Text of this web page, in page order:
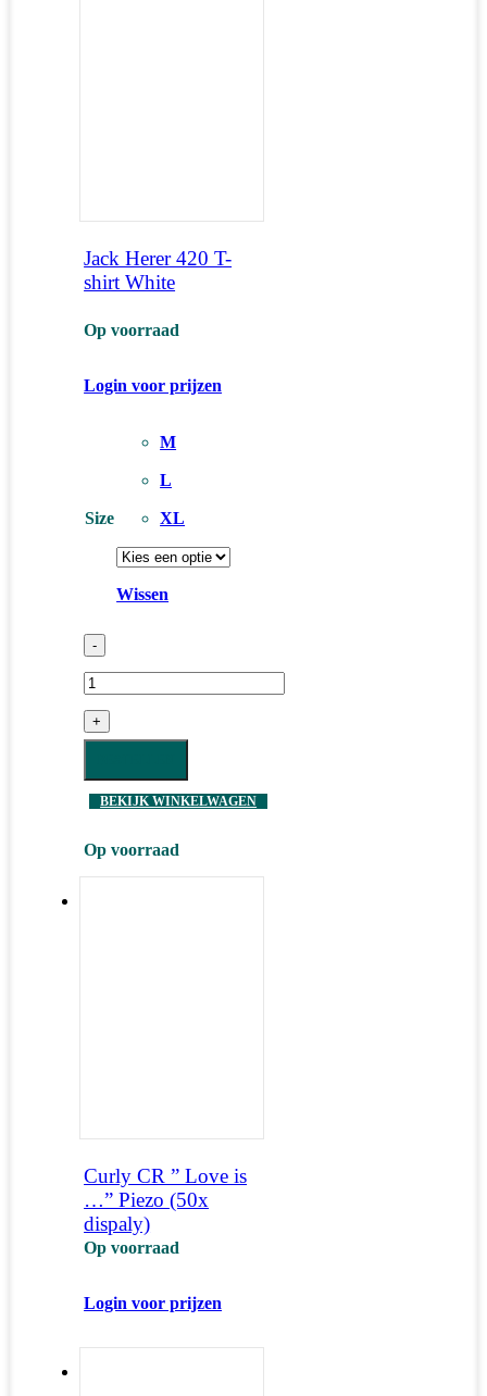
Jack Herer 420 T-
shirt White
Op voorraad
Login voor prijzen
Size
M
L
XL
Wissen
-
+
BEKIJK WINKELWAGEN
Op voorraad
Curly CR ” Love is
…” Piezo (50x
dispaly)
Op voorraad
Login voor prijzen